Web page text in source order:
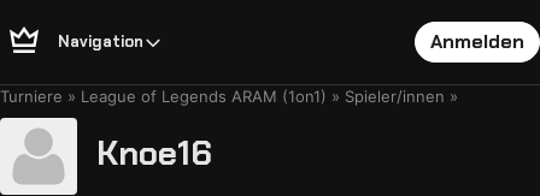
Navigation Anmelden
Turniere League of Legends ARAM (1on1) Spieler/innen
Knoe16